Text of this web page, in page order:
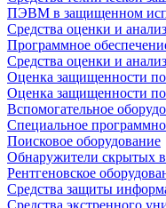
ПЭВМ в защищенном
Средства оценки и
Программное
Средства оценки и
Оценка защищенности
Оценка защищенности по
Вспомогательное
Специальное
Поисковое оборудование
Обнаружители скрытых
Рентгеновское
Средства защиты
Средства экстренного